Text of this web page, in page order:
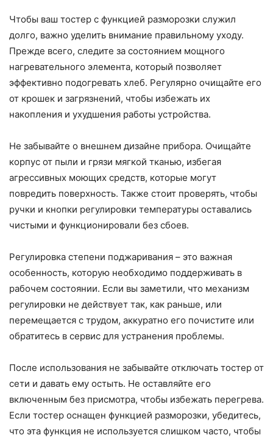
Чтобы ваш тостер с функцией разморозки служил
долго, важно уделить внимание правильному уходу.
Прежде всего, следите за состоянием мощного
нагревательного элемента, который позволяет
эффективно подогревать хлеб. Регулярно очищайте его
от крошек и загрязнений, чтобы избежать их
накопления и ухудшения работы устройства.
Не забывайте о внешнем дизайне прибора. Очищайте
корпус от пыли и грязи мягкой тканью, избегая
агрессивных моющих средств, которые могут
повредить поверхность. Также стоит проверять, чтобы
ручки и кнопки регулировки температуры оставались
чистыми и функционировали без сбоев.
Регулировка степени поджаривания – это важная
особенность, которую необходимо поддерживать в
рабочем состоянии. Если вы заметили, что механизм
регулировки не действует так, как раньше, или
перемещается с трудом, аккуратно его почистите или
обратитесь в сервис для устранения проблемы.
После использования не забывайте отключать тостер от
сети и давать ему остыть. Не оставляйте его
включенным без присмотра, чтобы избежать перегрева.
Если тостер оснащен функцией разморозки, убедитесь,
что эта функция не используется слишком часто, чтобы